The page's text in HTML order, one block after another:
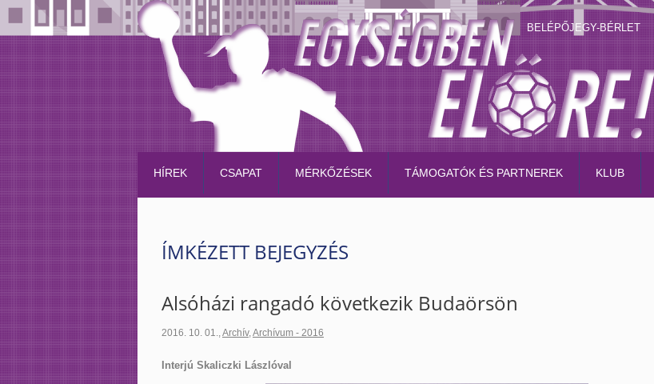
BELÉPŐJEGY-BÉRLET
HÍREK CSAPAT MÉRKŐZÉSEK TÁMOGATÓK ÉS PARTNEREK KLUB
ÍMKÉZETT BEJEGYZÉS
Alsóházi rangadó következik Budaörsön
2016. 10. 01.,Archív,Archívum - 2016
Interjú Skaliczki Lászlóval